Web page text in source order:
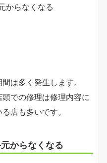
からなくなる
は多く発生します。
頭での修理は修理内容に
店も多いです。
からなくなる